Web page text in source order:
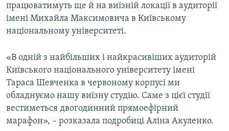
працюватимуть ще й на виїзній локації в аудиторії
імені Михайла Максимовича в Київському
національному університеті.
«В одній з найбільших і найкрасивіших аудиторій
Київського національного університету імені
Тараса Шевченка в червоному корпусі ми
обладнуємо нашу виїзну студію. Саме з цієї студії
вестиметься двогодинний прямоефірний
марафон», – розказала подробиці Аліна Акуленко.